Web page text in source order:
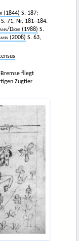
(1844) S. 187;
S. 71, Nr. 181–184.
/ Dicke (1988) S.
(2008) S. 63,
Bremse fliegt
Zugtier